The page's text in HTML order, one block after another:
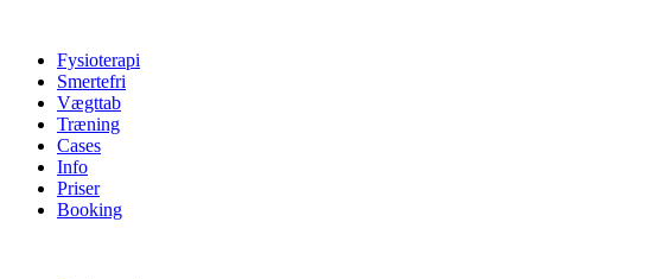
Fysioterapi
Smertefri
Vægttab
Træning
Cases
Info
Priser
Booking